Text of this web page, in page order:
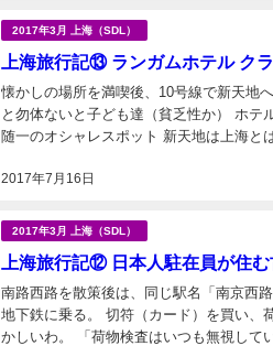
2017年3月 上海（SDL）
上海旅行記⑬ ランガムホテル ク
2017年7月16日
懐かしの場所を満喫後、10号線で新天地
と勿体ないと子ども達（貧乏性か） ホテルに向
随一のオシャレスポット 新天地は上海と
2017年3月 上海（SDL）
上海旅行記⑫ 日本人駐在員が住
南路西路を散策後は、同じ駅名「南京西
地下鉄に乗る。 切符（カード）を買い、
かしいわ。 「荷物検査はいつも無視して